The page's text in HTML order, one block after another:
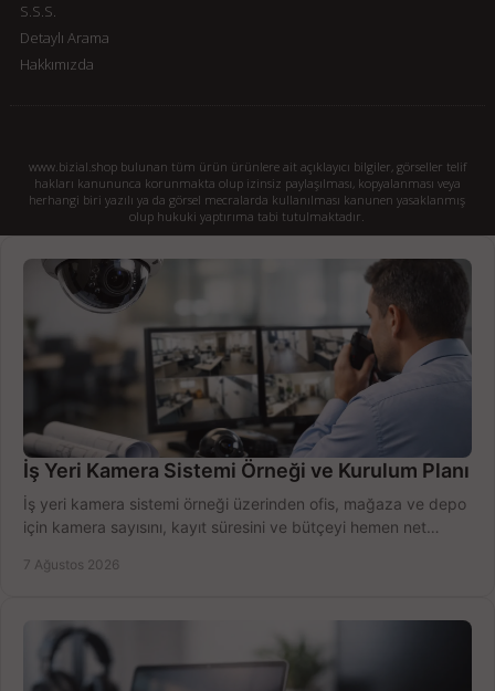
S.S.S.
Detaylı Arama
Hakkımızda
www.bizial.shop bulunan tüm ürün ürünlere ait açıklayıcı bilgiler, görseller telif
hakları kanununca korunmakta olup izinsiz paylaşılması, kopyalanması veya
herhangi biri yazılı ya da görsel mecralarda kullanılması kanunen yasaklanmış
olup hukuki yaptırıma tabi tutulmaktadır.
İş Yeri Kamera Sistemi Örneği ve Kurulum Planı
İş yeri kamera sistemi örneği üzerinden ofis, mağaza ve depo
için kamera sayısını, kayıt süresini ve bütçeyi hemen net
7 Ağustos 2026